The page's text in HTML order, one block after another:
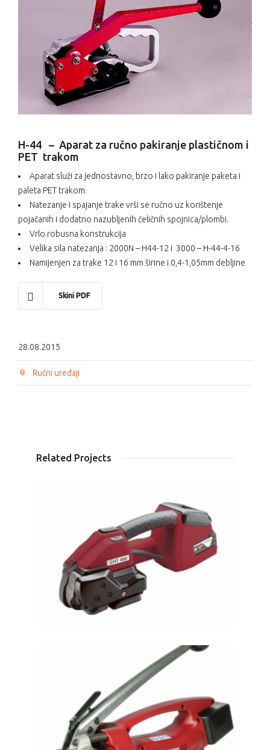
H-44 – Aparat za ručno pakiranje plastičnom i
PET trakom
Aparat služi za jednostavno, brzo i lako pakiranje paketa i
paleta PET trakom.
Natezanje i spajanje trake vrši se ručno uz korištenje
pojačanih i dodatno nazubljenih čeličnih spojnica/plombi.
Vrlo robusna konstrukcija
Velika sila natezanja : 2000N – H44-12 i 3000 – H-44-4-16
Namijenjen za trake 12 i 16 mm širine i 0,4-1,05mm debljine
Skini PDF
28.08.2015
Ručni uređaji
Related Projects